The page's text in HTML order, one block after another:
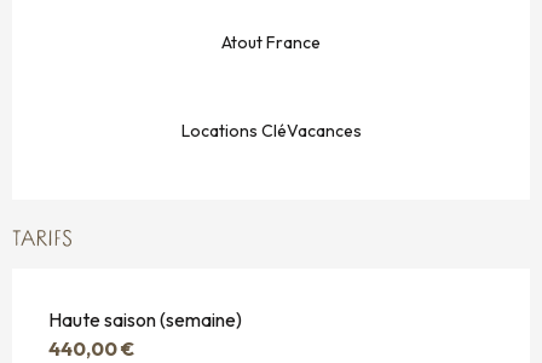
Atout France
Locations CléVacances
TARIFS
Haute saison (semaine)
440,00 €